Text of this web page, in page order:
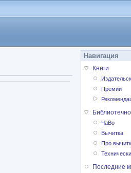
Навигация
Книги
Премии
ЧаВо
Вычитка
Про
Последние